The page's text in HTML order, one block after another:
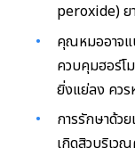
peroxide) ย
คุณหมออาจแ
ควบคุมฮอร์โ
ยิ่งแย่ลง ควร
การรักษาด้ว
เกิดสิวบริเวณ